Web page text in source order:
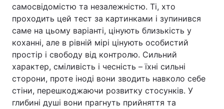
самосвідомістю та незалежністю. Ті, хто
проходить цей тест за картинками і зупинився
саме на цьому варіанті, цінують близькість у
коханні, але в рівній мірі цінують особистий
простір і свободу від контролю. Сильний
характер, сміливість і чесність – їхні сильні
сторони, проте іноді вони зводить навколо себе
стіни, перешкоджаючи розвитку стосунків. У
глибині душі вони прагнуть прийняття та